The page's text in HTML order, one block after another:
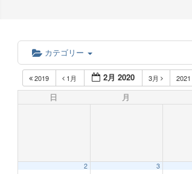
カテゴリー
2019 1月 2月 2020 3月 2021
日 月
2 3